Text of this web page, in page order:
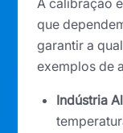
A calibração
que
garantir a
exemplos de
Indústria